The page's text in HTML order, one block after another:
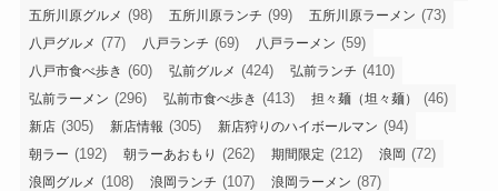
五所川原グルメ (98) 五所川原ランチ (99) 五所川原ラーメン (73)
八戸グルメ (77) 八戸ランチ (69) 八戸ラーメン (59)
八戸市食べ歩き (60) 弘前グルメ (424) 弘前ランチ (410)
弘前ラーメン (296) 弘前市食べ歩き (413) 担々麺（坦々麺） (46)
新店 (305) 新店情報 (305) 新店狩りのハイボールマン (94)
朝ラー (192) 朝ラーあおもり (262) 期間限定 (212) 浪岡 (72)
浪岡グルメ (108) 浪岡ランチ (107) 浪岡ラーメン (87)